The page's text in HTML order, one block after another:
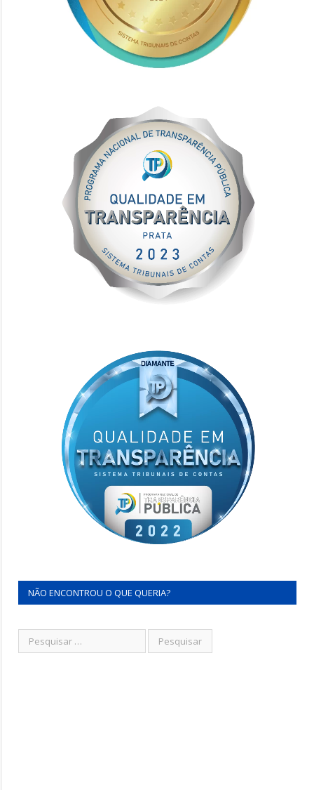
NÃO ENCONTROU O QUE QUERIA?